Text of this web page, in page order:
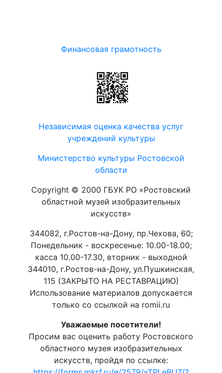
Финансовая грамотность
Независимая оценка качества услуг
учреждений культуры
Министерство культуры Ростовской
области
Copyright © 2000 ГБУК РО «Ростовский
областной музей изобразительных
искусств»
344082, г.Ростов-на-Дону, пр.Чехова, 60;
Понедельник - воскресенье: 10.00-18.00;
касса 10.00-17.30, вторник - выходной
344010, г.Ростов-на-Дону, ул.Пушкинская,
115 (ЗАКРЫТО НА РЕСТАВРАЦИЮ)
Использование материалов допускается
только со ссылкой на romii.ru
Уважаемые посетители!
Просим вас оценить работу Ростовского
областного музея изобразительных
искусств, пройдя по ссылке: